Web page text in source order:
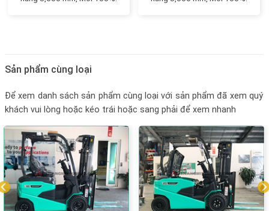
Sản phẩm cùng loại
Để xem danh sách sản phẩm cùng loại với sản phẩm đã xem quý
khách vui lòng hoặc kéo trái hoặc sang phải để xem nhanh